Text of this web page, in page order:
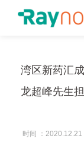
湾区新药汇
龙超峰先生
时间 ：2020.12.21